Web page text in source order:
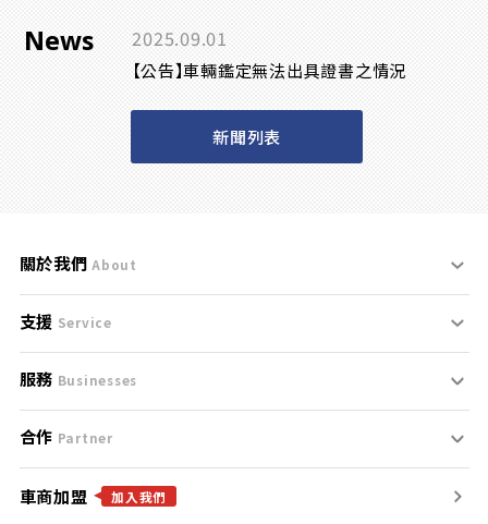
News 2025.09.01
【公告】車輛鑑定無法出具證書之情況
新聞列表
關於我們 About
刊登規範
服務條款
免責聲明
隱私權政策
支援 Service
支援中心
聯絡我們
服務 Businesses
什麼是Goo鑑定？
找好車
合作 Partner
合作夥伴
車商加盟 加入我們